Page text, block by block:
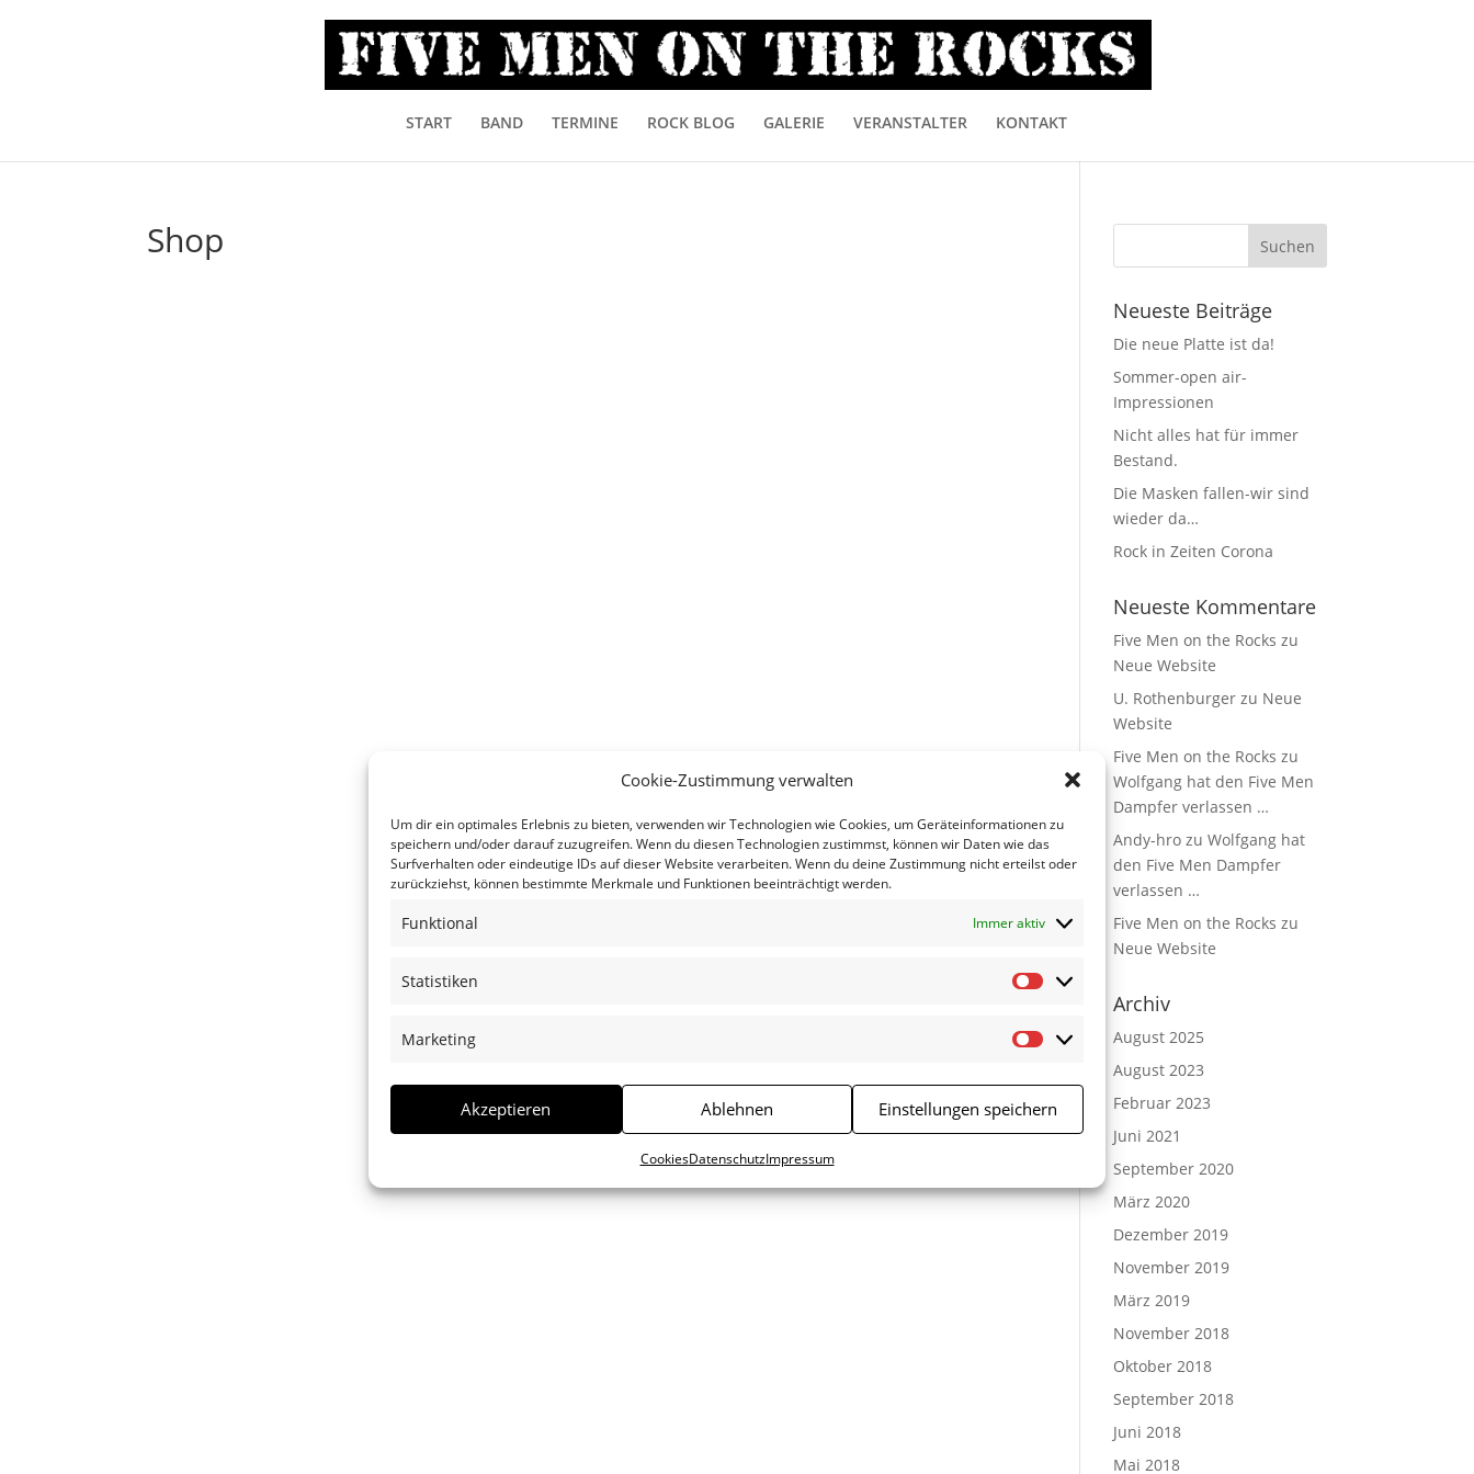
Cookie-Zustimmung verwalten
Um dir ein optimales Erlebnis zu bieten, verwenden wir Technologien wie Cookies, um Geräteinformationen zu
speichern und/oder darauf zuzugreifen. Wenn du diesen Technologien zustimmst, können wir Daten wie das
Surfverhalten oder eindeutige IDs auf dieser Website verarbeiten. Wenn du deine Zustimmung nicht erteilst oder
zurückziehst, können bestimmte Merkmale und Funktionen beeinträchtigt werden.
Funktional Immer aktiv
Statistiken
Statistiken
Marketing
Marketing
Akzeptieren Ablehnen Einstellungen speichern
CookiesDatenschutzImpressum
START BAND TERMINE ROCK BLOG GALERIE VERANSTALTER KONTAKT
Shop
Neueste Beiträge
Die neue Platte ist da!
Sommer-open air-
Impressionen
Nicht alles hat für immer
Bestand.
Die Masken fallen-wir sind
wieder da…
Rock in Zeiten Corona
Neueste Kommentare
Five Men on the Rocks zu
Neue Website
U. Rothenburger zu Neue
Website
Five Men on the Rocks zu
Wolfgang hat den Five Men
Dampfer verlassen …
Andy-hro zuWolfgang hat
den Five Men Dampfer
verlassen …
Five Men on the Rocks zu
Neue Website
Archiv
August 2025
August 2023
Februar 2023
Juni 2021
September 2020
März 2020
Dezember 2019
November 2019
März 2019
November 2018
Oktober 2018
September 2018
Juni 2018
Mai 2018